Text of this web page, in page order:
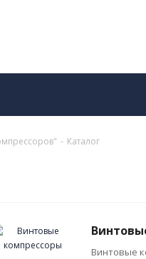
- Каталог
Винтовые